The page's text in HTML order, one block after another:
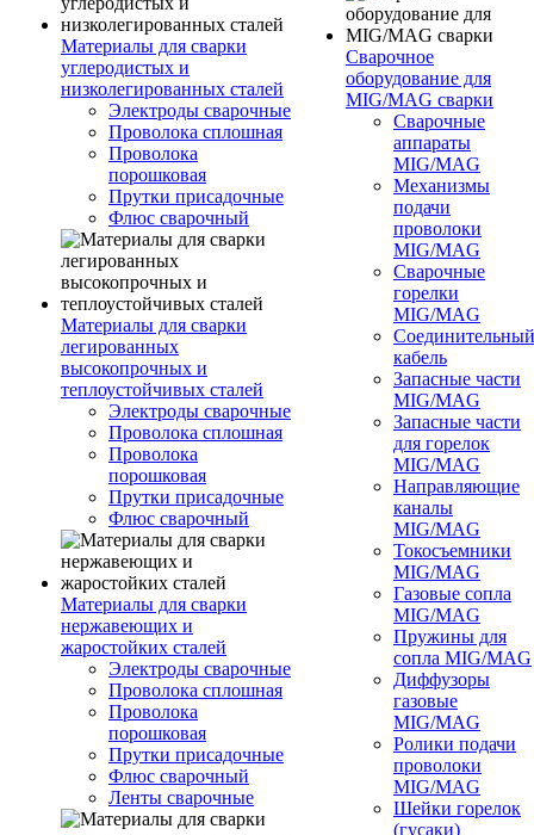
Материалы для сварки
углеродистых и
низколегированных сталей
Электроды сварочные
Проволока сплошная
Проволока
порошковая
Прутки присадочные
Флюс сварочный
Материалы для сварки
легированных
высокопрочных и
теплоустойчивых сталей
Электроды сварочные
Проволока сплошная
Проволока
порошковая
Прутки присадочные
Флюс сварочный
Материалы для сварки
нержавеющих и
жаростойких сталей
Электроды сварочные
Проволока сплошная
Проволока
порошковая
Прутки присадочные
Флюс сварочный
Ленты сварочные
Сварочное
оборудование для
MIG/MAG сварки
Сварочные
аппараты
MIG/MAG
Механизмы
подачи
проволоки
MIG/MAG
Сварочные
горелки
MIG/MAG
Соединительный
кабель
Запасные части
MIG/MAG
Запасные части
для горелок
MIG/MAG
Направляющие
каналы
MIG/MAG
Токосъемники
MIG/MAG
Газовые сопла
MIG/MAG
Пружины для
сопла MIG/MAG
Диффузоры
газовые
MIG/MAG
Ролики подачи
проволоки
MIG/MAG
Шейки горелок
(гусаки)